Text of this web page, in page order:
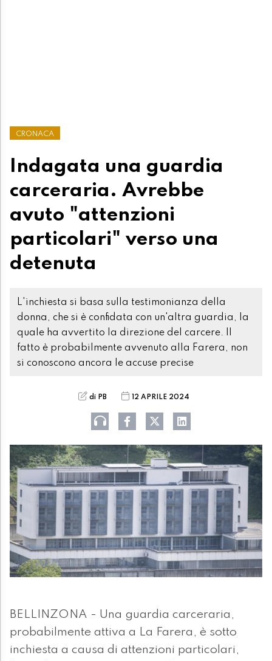
CRONACA
Indagata una guardia
carceraria. Avrebbe
avuto "attenzioni
particolari" verso una
detenuta
L'inchiesta si basa sulla testimonianza della
donna, che si è confidata con un'altra guardia, la
quale ha avvertito la direzione del carcere. Il
fatto è probabilmente avvenuto alla Farera, non
si conoscono ancora le accuse precise
di PB 12 APRILE 2024
BELLINZONA - Una guardia carceraria,
probabilmente attiva a La Farera, è sotto
inchiesta a causa di attenzioni particolari,